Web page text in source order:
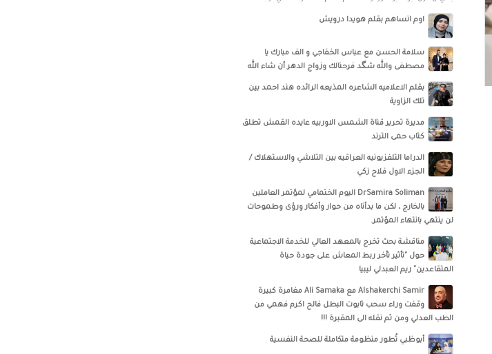
اوم انساهم بقلم هويدا درويش
سلامة الحسن‏ مع ‏عباس الخفاجي‏ و‏ الف مبارك يا
مصطفى والله شگد فرحنالك وزواج الدهر أن شاء الله
بقلم الاعلاميه الشاعره المذيعه الرائده هند احمد بين
تلك الزاوية
مديرة تحرير قناة الشمس الاوربيه عايده القمش تطلق
كتاب حمى الترند
الدراما التلفزيونيه العراقيه بين التلاشي والاستهلاك /
الجزء الاول فلاح زكي
DrSamira Soliman اليوم الختمامي لمؤتمر العاملين
بالخارج ، لكن ما بدأناه من حوار وأفكار ورؤى وطموحات
لن ينتهي بانتهاء المؤتمر.
مناقشة بحث تخرج بالمعهد العالي للخدمة الاجتماعية
حول "تأثير تأخر ربط المعاش على جودة حياة
المتقاعدين" ريم العبدلي ليبيا
‏‎Alshakerchi Samir‎‏ مع ‏‎Ali Samaka‎‏ مغامرة كبيرة
وقفت وراء سحب تابوت البطل فالح اكرم فهمي من
الطب العدلي ومن ثم نقله الى المقبرة !!!
أبوظبي تُطور منظومة متكاملة للصحة النفسية